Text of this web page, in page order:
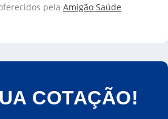
pela Amigão Saúde
COTAÇÃO!